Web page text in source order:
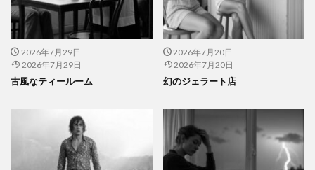
2026年7月29日
2026年7月29日
古風なティールーム
2026年7月20日
2026年7月20日
幻のジェラート店